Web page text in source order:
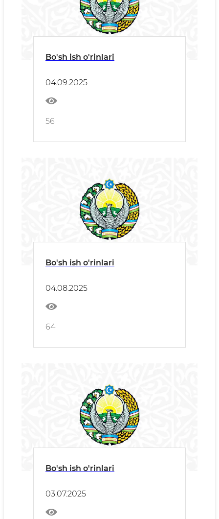
Bo'sh ish o'rinlari
04.09.2025
56
Bo'sh ish o'rinlari
04.08.2025
64
Bo'sh ish o'rinlari
03.07.2025